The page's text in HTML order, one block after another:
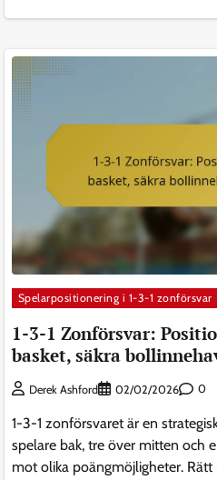
Spelarpositionering i 1-3-1 zonförsvar
1-3-1 Zonförsvar:
basket, säkra
Derek Ashford 02/02/2026 0
1-3-1 zonförsvaret är en
spelare bak, tre över mitten och
mot olika poängmöjligheter.